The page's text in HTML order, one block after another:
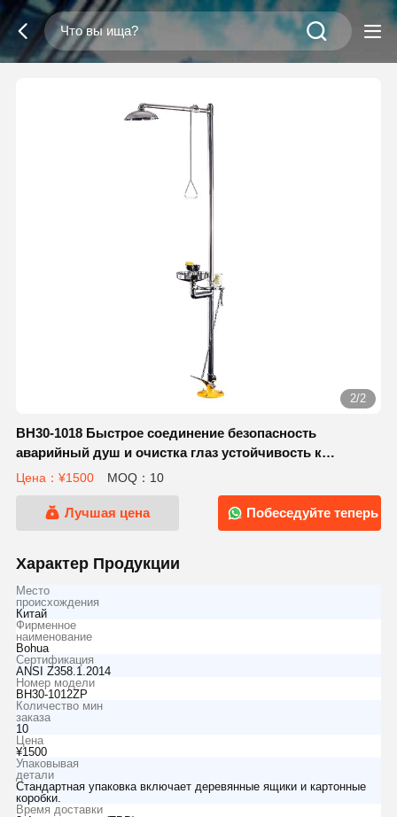
2/2
BH30-1018 Быстрое соединение безопасность
аварийный душ и очистка глаз устойчивость к
коррозии
Цена：¥1500 MOQ：10
Лучшая цена Побеседуйте теперь
Характер Продукции
Место
происхождения
Китай
Фирменное
наименование
Bohua
Сертификация
ANSI Z358.1.2014
Номер модели
BH30-1012ZP
Количество мин
заказа
10
Цена
¥1500
Упаковывая
детали
Стандартная упаковка включает деревянные ящики и картонные
коробки.
Время доставки